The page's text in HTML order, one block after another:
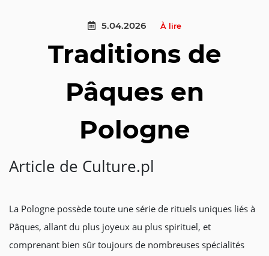
5.04.2026 À lire
Traditions de
Pâques en
Pologne
Article de Culture.pl
La Pologne possède toute une série de rituels uniques liés à
Pâques, allant du plus joyeux au plus spirituel, et
comprenant bien sûr toujours de nombreuses spécialités